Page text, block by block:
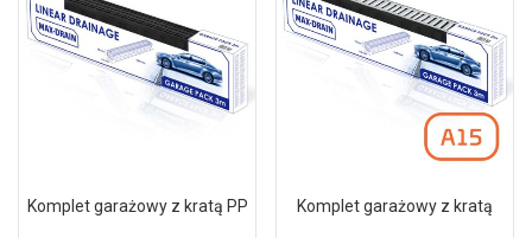
Komplet garażowy z kratą PP Komplet garażowy z kratą